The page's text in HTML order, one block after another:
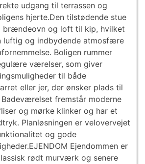
udgang til terrassen og
hjerte.Den tilstødende stue
brændeovn og loft til kip, hvilket
luftig og indbydende atmosfære
Boligen rummer
værelser, som giver
til både
eller jer, der ønsker plads til
Badeværelset fremstår moderne
og mørke klinker og har et
Planløsningen er velovervejet
og gode
Ejendommen er
rødt murværk og senere